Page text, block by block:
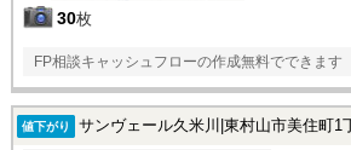
30枚
FP相談キャッシュフローの作成無料でできます
値下がり サンヴェール久米川|東村山市美住町1